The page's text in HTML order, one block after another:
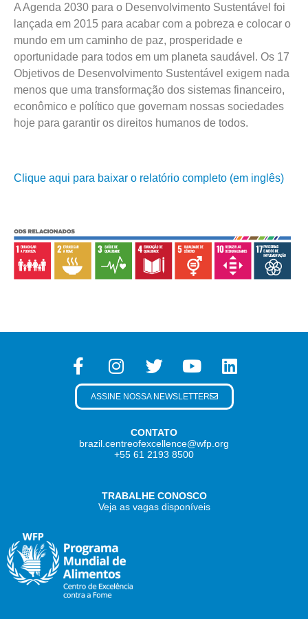
A Agenda 2030 para o Desenvolvimento Sustentável foi
lançada em 2015 para acabar com a pobreza e colocar o
mundo em um caminho de paz, prosperidade e
oportunidade para todos em um planeta saudável. Os 17
Objetivos de Desenvolvimento Sustentável exigem nada
menos que uma transformação dos sistemas financeiro,
econômico e político que governam nossas sociedades
hoje para garantir os direitos humanos de todos.
Clique aqui para baixar o relatório completo (em inglês)
CONTATO
brazil.centreofexcellence@wfp.org
+55 61 2193 8500
TRABALHE CONOSCO
Veja as vagas disponíveis
ASSINE NOSSA NEWSLETTER